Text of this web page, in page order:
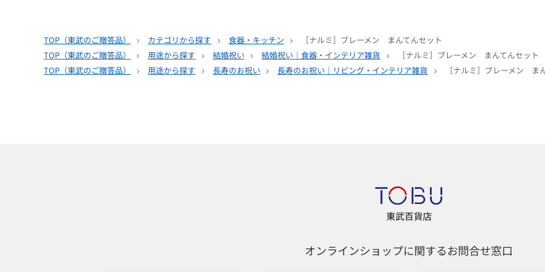
TOP（東武のご贈答品） カテゴリから探す 食器・キッチン
［ナルミ］ブレーメン まんてんセット
TOP（東武のご贈答品） 用途から探す 結婚祝い 結婚祝い｜食器・インテリア雑貨
［ナルミ］ブレーメン まんてんセット
TOP（東武のご贈答品） 用途から探す 長寿のお祝い 長寿のお祝い｜リビング・インテリア雑貨 ［ナルミ］ブレーメン ま
東武百貨店
オンラインショップに関するお問合せ窓口